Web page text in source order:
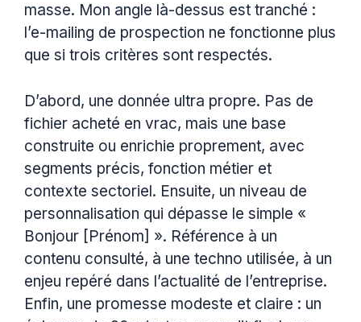
masse. Mon angle là-dessus est tranché :
l’e-mailing de prospection ne fonctionne plus
que si trois critères sont respectés.
D’abord, une donnée ultra propre. Pas de
fichier acheté en vrac, mais une base
construite ou enrichie proprement, avec
segments précis, fonction métier et
contexte sectoriel. Ensuite, un niveau de
personnalisation qui dépasse le simple «
Bonjour [Prénom] ». Référence à un
contenu consulté, à une techno utilisée, à un
enjeu repéré dans l’actualité de l’entreprise.
Enfin, une promesse modeste et claire : un